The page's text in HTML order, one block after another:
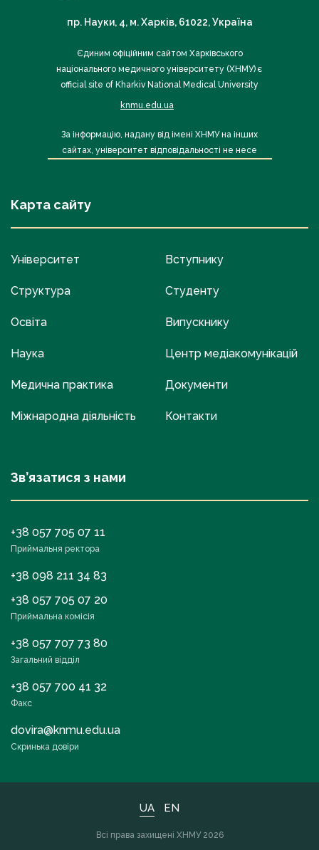
пр. Науки, 4, м. Харків, 61022, Україна
Єдиним офіційним сайтом Харківського
національного медичного університету (ХНМУ) є
official site of Kharkiv National Medical University
knmu.edu.ua
За інформацію, надану від імені ХНМУ на інших
сайтах, університет відповідальності не несе
Карта сайту
Університет
Структура
Освіта
Наука
Медична практика
Міжнародна діяльність
Вступнику
Студенту
Випускнику
Центр медіакомунікацій
Документи
Контакти
Зв’язатися з нами
+38 057 705 07 11
Приймальня ректора
+38 098 211 34 83
+38 057 705 07 20
Приймальна комісія
+38 057 707 73 80
Загальний відділ
+38 057 700 41 32
Факс
dovira@knmu.edu.ua
Скринька довіри
UA EN
Всі права захищені ХНМУ 2026